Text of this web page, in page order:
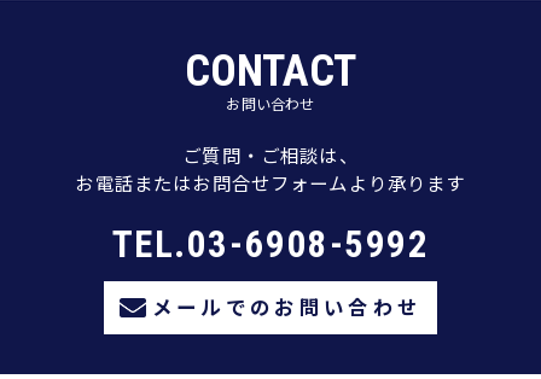
CONTACT
お問い合わせ
ご質問・ご相談は、
お電話またはお問合せフォームより承ります
TEL.03-6908-5992
メールでのお問い合わせ